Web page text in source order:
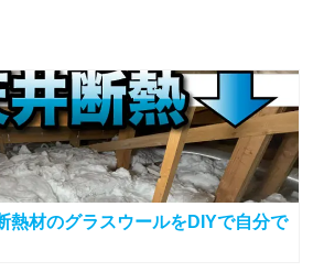
熱材のグラスウールをDIYで自分で